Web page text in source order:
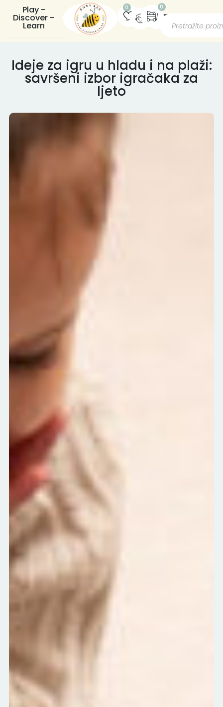
Play -
Discover -
Learn
0 0
Ideje za igru u hladu i na plaži:
savršeni izbor igračaka za
ljeto